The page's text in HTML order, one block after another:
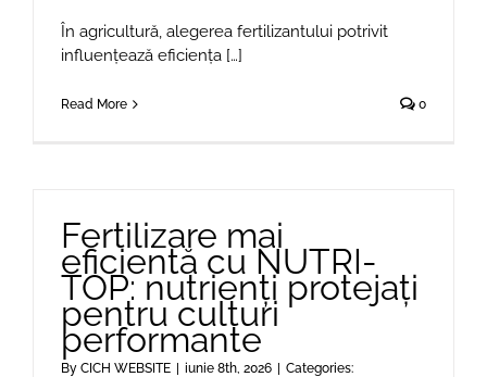
În agricultură, alegerea fertilizantului potrivit
influențează eficiența […]
Read More 0
Fertilizare mai
eficientă cu NUTRI-
TOP: nutrienți protejați
pentru culturi
performante
By CICH WEBSITE | iunie 8th, 2026 | Categories: